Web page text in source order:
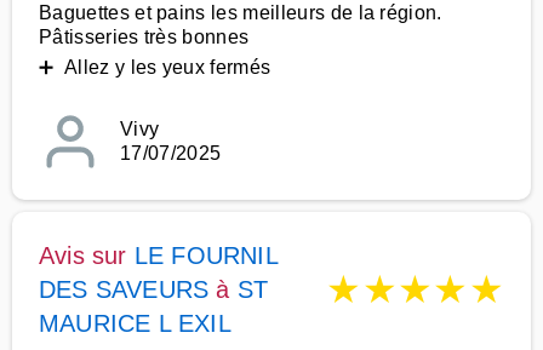
Baguettes et pains les meilleurs de la région.
Pâtisseries très bonnes
➕ Allez y les yeux fermés
Vivy
17/07/2025
Avis sur LE FOURNIL
DES SAVEURS à ST
MAURICE L EXIL
★★★★★